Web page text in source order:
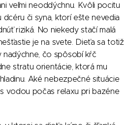
veľmi neoddýchnu. Kvôli pocitu
či syna, ktorí ešte nevedia
riziká. No niekedy stačí malá
je na svete. Dieťa sa totiž
čo spôsobí kŕč
stratu orientácie, ktorá mu
Aké nebezpečné situácie
vodou počas relaxu pri bazéne